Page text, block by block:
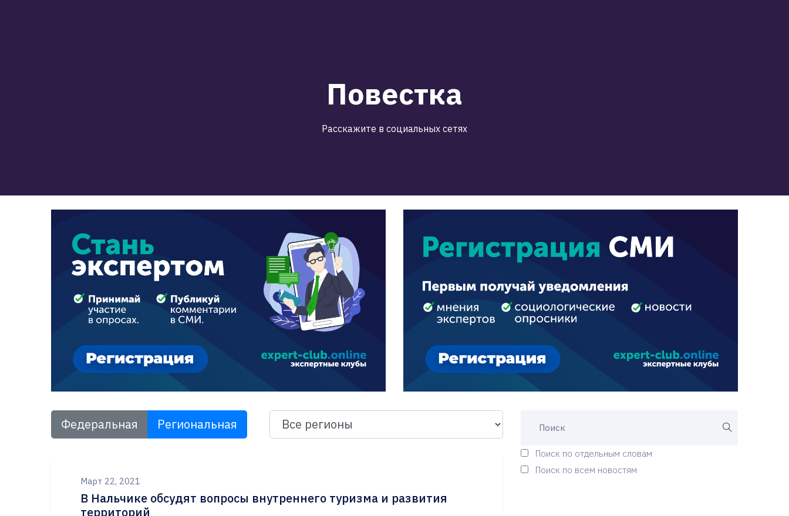
Повестка
Расскажите в социальных сетях
Федеральная Региональная
Март 22, 2021
В Нальчике обсудят вопросы внутреннего туризма и развития
территорий
Поиск по отдельным словам
Поиск по всем новостям